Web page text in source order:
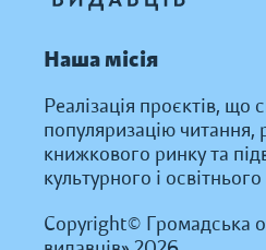
Наша місія
Реалізація проєктів, що
популяризацію читання,
книжкового ринку та
культурного і
Copyright© Громадська